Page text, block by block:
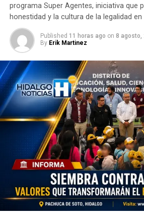
programa Super Agentes, iniciativa que
honestidad y la cultura de la legalidad en
Published 11 horas ago on 8 agosto,
By Erik Martinez